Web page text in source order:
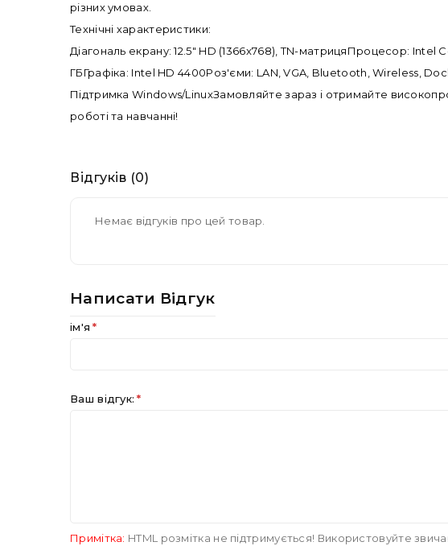
різних умовах.
Технічні характеристики:
Діагональ екрану: 12.5" HD (1366x768), TN-матрицяПроцесор:
ГБГрафіка: Intel HD 4400Роз'єми: LAN, VGA, Bluetooth, Wireless,
Підтримка Windows/LinuxЗамовляйте зараз і отримайте
роботі та навчанні!
Відгуків (0)
Немає відгуків про цей товар.
Написати Відгук
ім'я
Ваш відгук:
Примітка: HTML розмітка не підтримується! Використовуйте